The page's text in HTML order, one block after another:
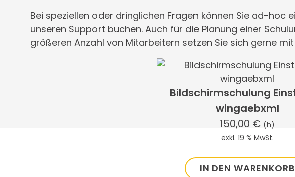
Bei speziellen oder dringlichen Fragen können Sie ad-hoc
unseren Support buchen. Auch für die Planung einer
größeren Anzahl von Mitarbeitern setzen Sie sich gerne
Bildschirmschulung
wingaebxml
150,00 € (h)
exkl. 19 % MwSt.
IN DEN WARENKORB